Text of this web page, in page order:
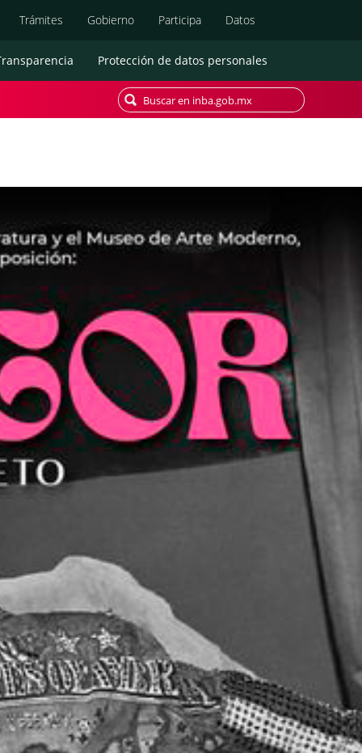
Trámites Gobierno Participa Datos
Protección de datos personales